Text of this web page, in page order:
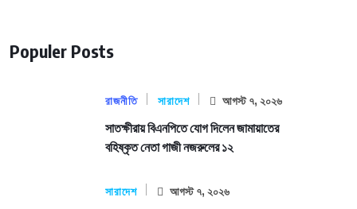
Populer Posts
রাজনীতি সারাদেশ আগস্ট ৭, ২০২৬
সাতক্ষীরায় বিএনপিতে যোগ দিলেন জামায়াতের
বহিষ্কৃত নেতা গাজী নজরুলের ১২
সারাদেশ আগস্ট ৭, ২০২৬